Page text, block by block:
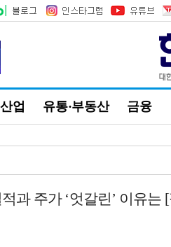
산업 유통·부동산 금융
과 주가 ‘엇갈린’ 이유는